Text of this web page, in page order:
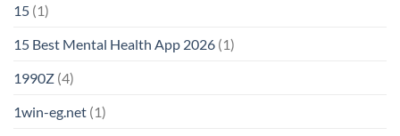
15 (1)
15 Best Mental Health App 2026 (1)
1990Z (4)
1win-eg.net (1)